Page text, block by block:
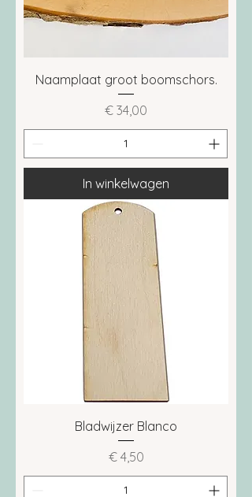
Naamplaat groot boomschors.
Prijs
€ 34,00
In winkelwagen
Bladwijzer Blanco
Prijs
€ 4,50